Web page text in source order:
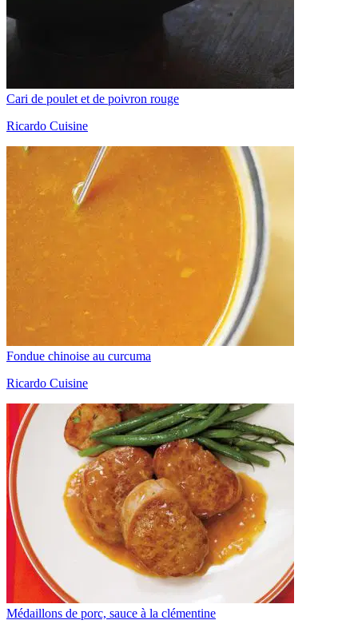
Cari de poulet et de poivron rouge
Ricardo Cuisine
Fondue chinoise au curcuma
Ricardo Cuisine
Médaillons de porc, sauce à la clémentine